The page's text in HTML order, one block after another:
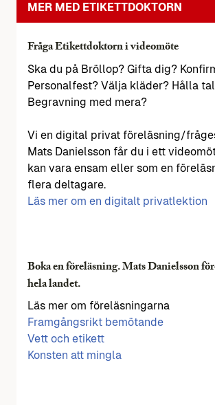
MER MED ETIKETTDOKTORN
Fråga Etikettdoktorn i videomöte
Ska du på Bröllop? Gifta dig?
Personalfest? Välja kläder? Hålla
Begravning med mera?
Vi en digital privat föreläsning/
Mats Danielsson får du i ett
kan vara ensam eller som en
flera deltagare.
Läs mer om en digitalt privatlektion
Boka en föreläsning. Mats Danielsson
hela landet.
Läs mer om föreläsningarna
Framgångsrikt bemötande
Vett och etikett
Konsten att mingla